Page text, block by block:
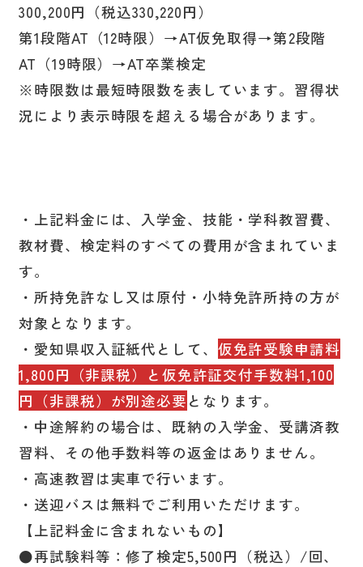
300,200円（税込330,220円）
第1段階AT（12時限）→AT仮免取得→第2段階
AT（19時限）→AT卒業検定
※時限数は最短時限数を表しています。習得状
況により表示時限を超える場合があります。
・上記料金には、入学金、技能・学科教習費、
教材費、検定料のすべての費用が含まれていま
す。
・所持免許なし又は原付・小特免許所持の方が
対象となります。
・愛知県収入証紙代として、 仮免許受験申請料
1,800円（非課税）と仮免許証交付手数料1,100
円（非課税）が別途必要 となります。
・中途解約の場合は、既納の入学金、受講済教
習料、その他手数料等の返金はありません。
・高速教習は実車で行います。
・送迎バスは無料でご利用いただけます。
【上記料金に含まれないもの】
●再試験料等：修了検定5,500円（税込）/回、